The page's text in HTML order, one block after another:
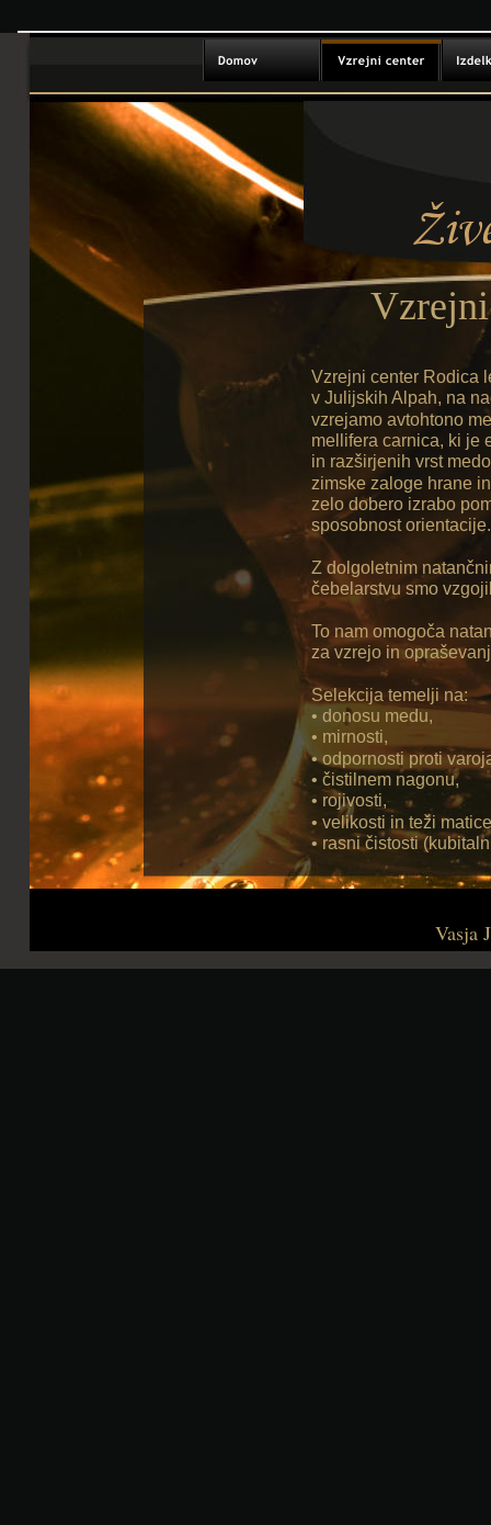
Vzrejni center Rodica
v Julijskih Alpah, na
vzrejamo avtohtono
mellifera carnica, ki je
in razširjenih vrst
zimske zaloge hrane
zelo dobero izrabo
sposobnost orientacije.
Z dolgoletnim
čebelarstvu smo
To nam omogoča
za vzrejo in
Selekcija temelji na:
• donosu medu,
• mirnosti,
• odpornosti proti
• čistilnem nagonu,
• rojivosti,
• velikosti in teži
• rasni čistosti
Vasja
Ž